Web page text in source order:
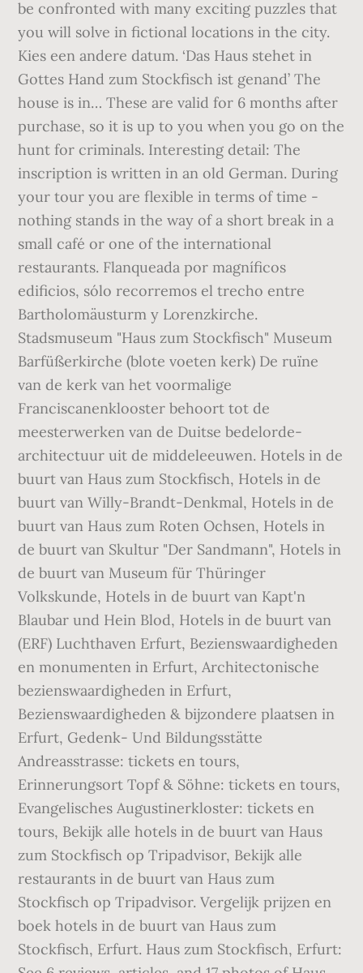
be confronted with many exciting puzzles that
you will solve in fictional locations in the city.
Kies een andere datum. ‘Das Haus stehet in
Gottes Hand zum Stockfisch ist genand’ The
house is in… These are valid for 6 months after
purchase, so it is up to you when you go on the
hunt for criminals. Interesting detail: The
inscription is written in an old German. During
your tour you are flexible in terms of time -
nothing stands in the way of a short break in a
small café or one of the international
restaurants. Flanqueada por magníficos
edificios, sólo recorremos el trecho entre
Bartholomäusturm y Lorenzkirche.
Stadsmuseum "Haus zum Stockfisch" Museum
Barfüßerkirche (blote voeten kerk) De ruïne
van de kerk van het voormalige
Franciscanenklooster behoort tot de
meesterwerken van de Duitse bedelorde-
architectuur uit de middeleeuwen. Hotels in de
buurt van Haus zum Stockfisch, Hotels in de
buurt van Willy-Brandt-Denkmal, Hotels in de
buurt van Haus zum Roten Ochsen, Hotels in
de buurt van Skultur "Der Sandmann", Hotels in
de buurt van Museum für Thüringer
Volkskunde, Hotels in de buurt van Kapt'n
Blaubar und Hein Blod, Hotels in de buurt van
(ERF) Luchthaven Erfurt, Bezienswaardigheden
en monumenten in Erfurt, Architectonische
bezienswaardigheden in Erfurt,
Bezienswaardigheden & bijzondere plaatsen in
Erfurt, Gedenk- Und Bildungsstätte
Andreasstrasse: tickets en tours‎,
Erinnerungsort Topf & Söhne: tickets en tours‎,
Evangelisches Augustinerkloster: tickets en
tours‎, Bekijk alle hotels in de buurt van Haus
zum Stockfisch op Tripadvisor, Bekijk alle
restaurants in de buurt van Haus zum
Stockfisch op Tripadvisor. Vergelijk prijzen en
boek hotels in de buurt van Haus zum
Stockfisch, Erfurt. Haus zum Stockfisch, Erfurt: